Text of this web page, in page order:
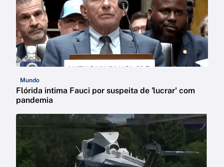
Mundo
Flórida intima Fauci por suspeita de 'lucrar' com
pandemia